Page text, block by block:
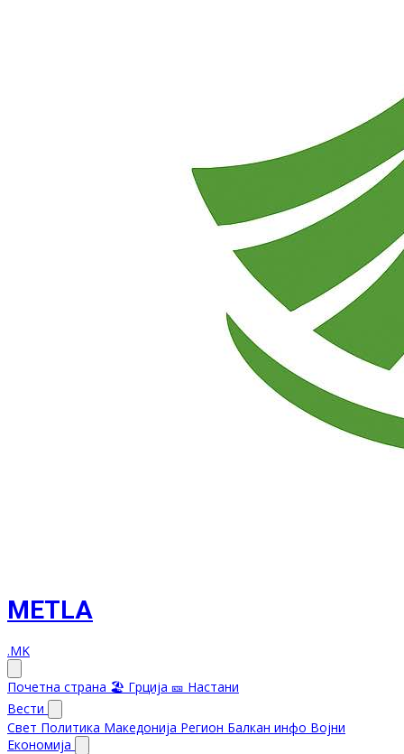
METLA
.MK
Почетна страна 🏖️ Грција 🎫 Настани
Вести
Свет Политика Македонија Регион Балкан инфо Војни
Економија